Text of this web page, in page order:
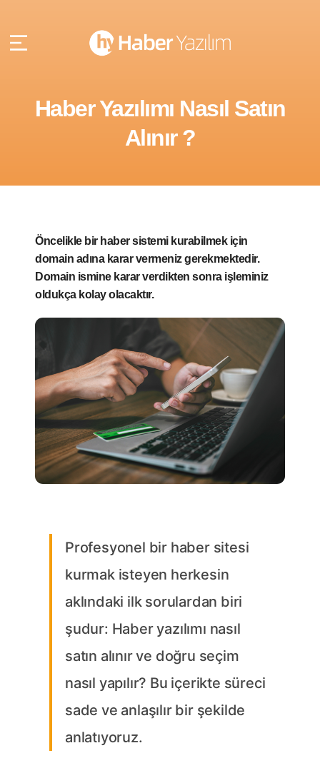
Haber Yazılımı Nasıl Satın
Alınır ?
Öncelikle bir haber sistemi kurabilmek için
domain adına karar vermeniz gerekmektedir.
Domain ismine karar verdikten sonra işleminiz
oldukça kolay olacaktır.
Profesyonel bir haber sitesi
kurmak isteyen herkesin
aklındaki ilk sorulardan biri
şudur: Haber yazılımı nasıl
satın alınır ve doğru seçim
nasıl yapılır? Bu içerikte süreci
sade ve anlaşılır bir şekilde
anlatıyoruz.